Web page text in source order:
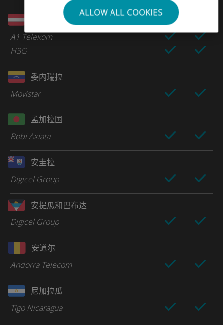
ALLOW ALL COOKIES
A1 Telekom
H3G
委内瑞拉
Movistar
孟加拉国
Robi Axiata
安圭拉
Digicel Group
安提瓜和巴布达
Digicel Group
安道尔
Andorra Telecom
尼加拉瓜
Tigo Nicaragua